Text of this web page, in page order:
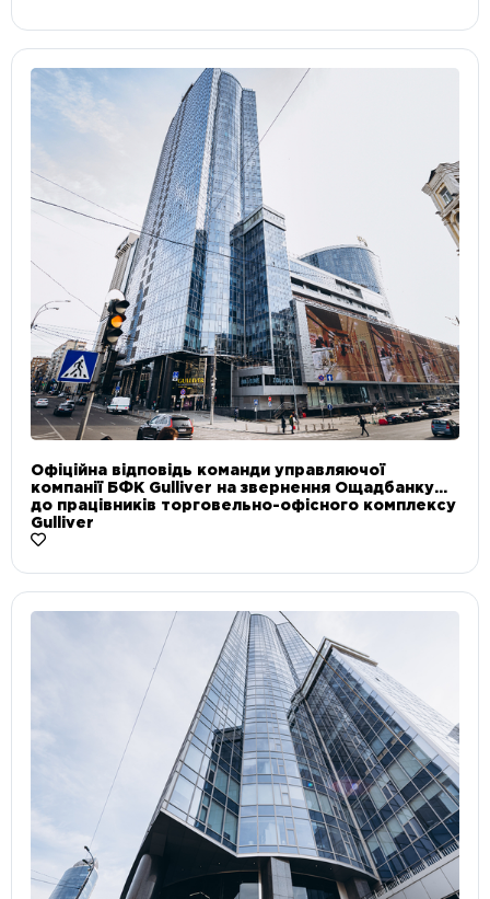
Офіційна відповідь команди управляючої
компанії БФК Gulliver на звернення Ощадбанку
до працівників торговельно-офісного комплексу
Gulliver